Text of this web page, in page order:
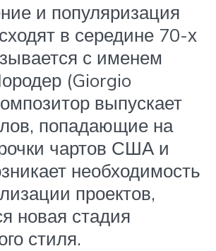
и популяризация
в середине 70-х
с именем
(Giorgio
выпускает
попадающие на
чартов США и
необходимость
проектов,
новая стадия
стиля.